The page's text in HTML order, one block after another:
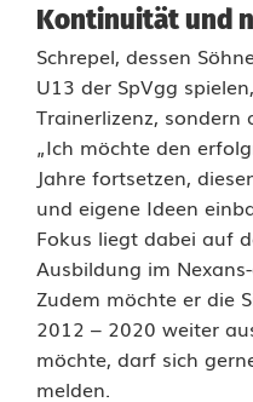
ü
r
d
i
e
T
a
l
e
Kontinuität und
Schrepel, dessen
U13 der SpVgg
Trainerlizenz, sondern
„Ich möchte den
Jahre fortsetzen,
und eigene Ideen
Fokus liegt dabei auf
Ausbildung im
Zudem möchte er die
2012 – 2020 weiter
möchte, darf sich
melden.